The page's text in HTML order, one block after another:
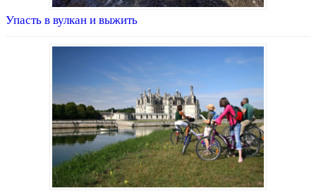
Упасть в вулкан и выжить